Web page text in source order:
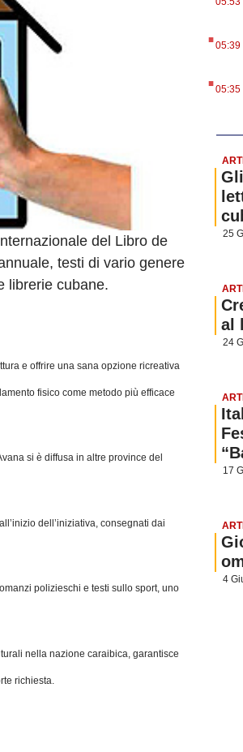
del Libro de
testi di vario genere
librerie cubane.
e offrire una sana opzione ricreativa
fisico come metodo più efficace
si è diffusa in altre province del
dell’iniziativa, consegnati dai
polizieschi e testi sullo sport, uno
nella nazione caraibica, garantisce
richiesta.
.05:39
.05:35
25
al
24
17
4